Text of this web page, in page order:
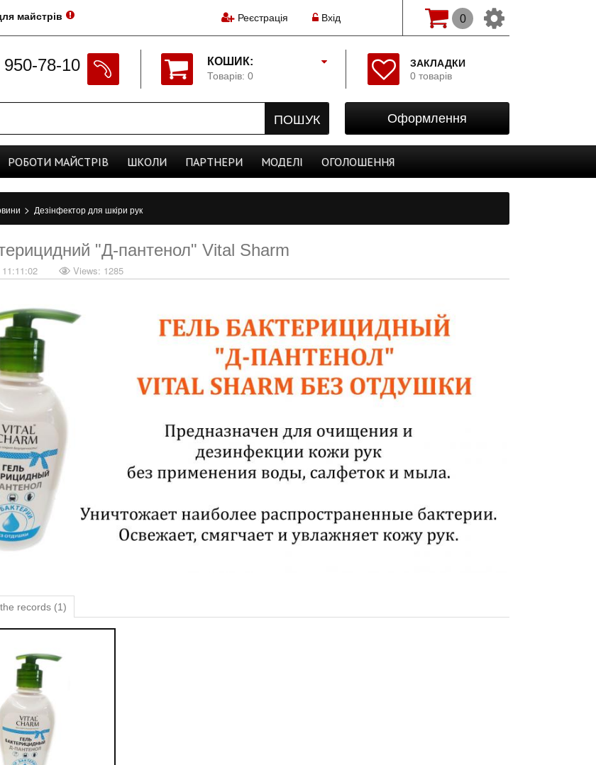
Реєстрація Вхід
майстрів
КОШИК:
Товарів: 0
ПОШУК
950-78-10
Оформлення
ЗАКЛАДКИ
0 товарів
0
Початок
Реєстрація
Закладки
РОБОТИ МАЙСТРІВ ШКОЛИ ПАРТНЕРИ МОДЕЛІ ОГОЛОШЕННЯ
> Дезінфектор для шкіри рук
"Д-пантенол" Vital Sharm
Views: 1285
records (1)